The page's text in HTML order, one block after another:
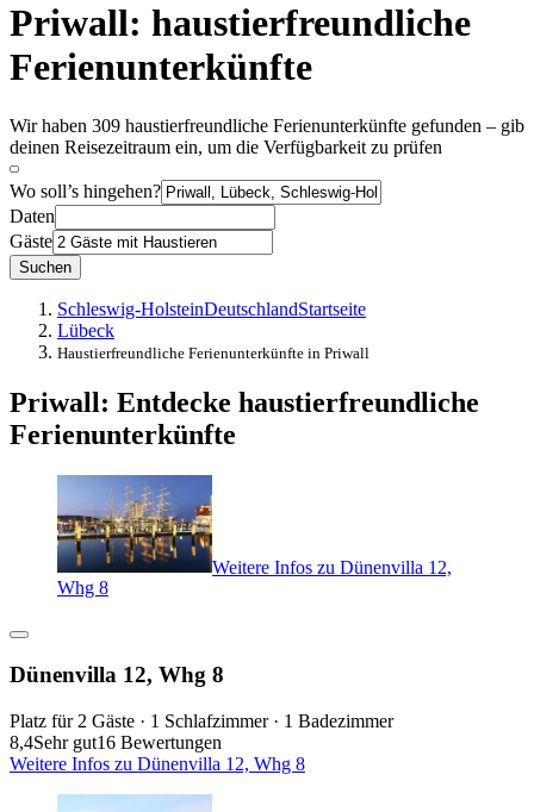
Priwall: haustierfreundliche
Ferienunterkünfte
Wir haben 309 haustierfreundliche Ferienunterkünfte gefunden – gib
deinen Reisezeitraum ein, um die Verfügbarkeit zu prüfen
Wo soll’s hingehen?
Daten
Gäste
Suchen
Schleswig-HolsteinDeutschlandStartseite
Lübeck
Haustierfreundliche Ferienunterkünfte in Priwall
Priwall: Entdecke haustierfreundliche
Ferienunterkünfte
Weitere Infos zu Dünenvilla 12,
Whg 8
Dünenvilla 12, Whg 8
Platz für 2 Gäste · 1 Schlafzimmer · 1 Badezimmer
8,4Sehr gut16 Bewertungen
Weitere Infos zu Dünenvilla 12, Whg 8